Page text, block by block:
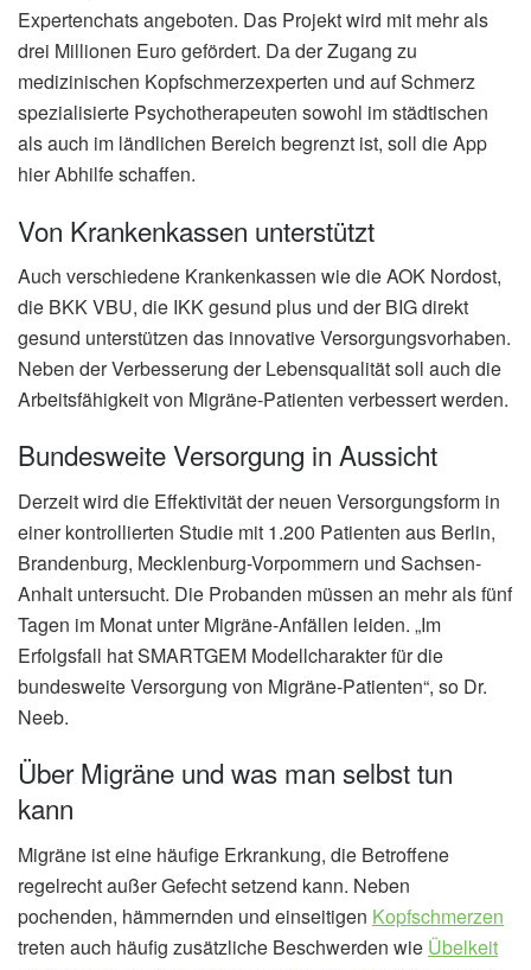
Expertenchats angeboten. Das Projekt wird mit mehr als
drei Millionen Euro gefördert. Da der Zugang zu
medizinischen Kopfschmerzexperten und auf Schmerz
spezialisierte Psychotherapeuten sowohl im städtischen
als auch im ländlichen Bereich begrenzt ist, soll die App
hier Abhilfe schaffen.
Von Krankenkassen unterstützt
Auch verschiedene Krankenkassen wie die AOK Nordost,
die BKK VBU, die IKK gesund plus und der BIG direkt
gesund unterstützen das innovative Versorgungsvorhaben.
Neben der Verbesserung der Lebensqualität soll auch die
Arbeitsfähigkeit von Migräne-Patienten verbessert werden.
Bundesweite Versorgung in Aussicht
Derzeit wird die Effektivität der neuen Versorgungsform in
einer kontrollierten Studie mit 1.200 Patienten aus Berlin,
Brandenburg, Mecklenburg-Vorpommern und Sachsen-
Anhalt untersucht. Die Probanden müssen an mehr als fünf
Tagen im Monat unter Migräne-Anfällen leiden. „Im
Erfolgsfall hat SMARTGEM Modellcharakter für die
bundesweite Versorgung von Migräne-Patienten“, so Dr.
Neeb.
Über Migräne und was man selbst tun
kann
Migräne ist eine häufige Erkrankung, die Betroffene
regelrecht außer Gefecht setzend kann. Neben
pochenden, hämmernden und einseitigen Kopfschmerzen
treten auch häufig zusätzliche Beschwerden wie Übelkeit